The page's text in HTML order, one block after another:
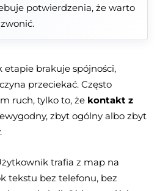
potwierdzenia, że warto
brakuje spójności,
przeciekać. Często
ruch, tylko to, że kontakt z
zbyt ogólny albo zbyt
trafia z map na
tekstu bez telefonu, bez